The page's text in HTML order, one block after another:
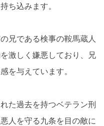
ち込みます。
兄である検事の鞍馬蔵人
激しく嫌悪しており、兄
を与えています。
た過去を持つベテラン刑
人を守る九条を目の敵に